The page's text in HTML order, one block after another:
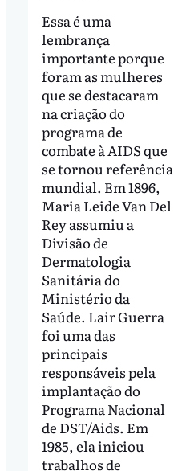
Essa é uma
lembrança
importante porque
foram as mulheres
que se destacaram
na criação do
programa de
combate à AIDS que
se tornou referência
mundial. Em 1896,
Maria Leide Van Del
Rey assumiu a
Divisão de
Dermatologia
Sanitária do
Ministério da
Saúde. Lair Guerra
foi uma das
principais
responsáveis pela
implantação do
Programa Nacional
de DST/Aids. Em
1985, ela iniciou
trabalhos de